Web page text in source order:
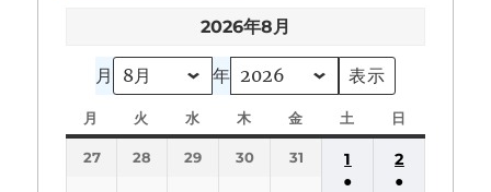
2026年8月
月 年
月
曜
日
火
曜
日
水
曜
日
木
曜
日
金
曜
土
曜
日
曜
27 28 29 30 31
1
●
2
●